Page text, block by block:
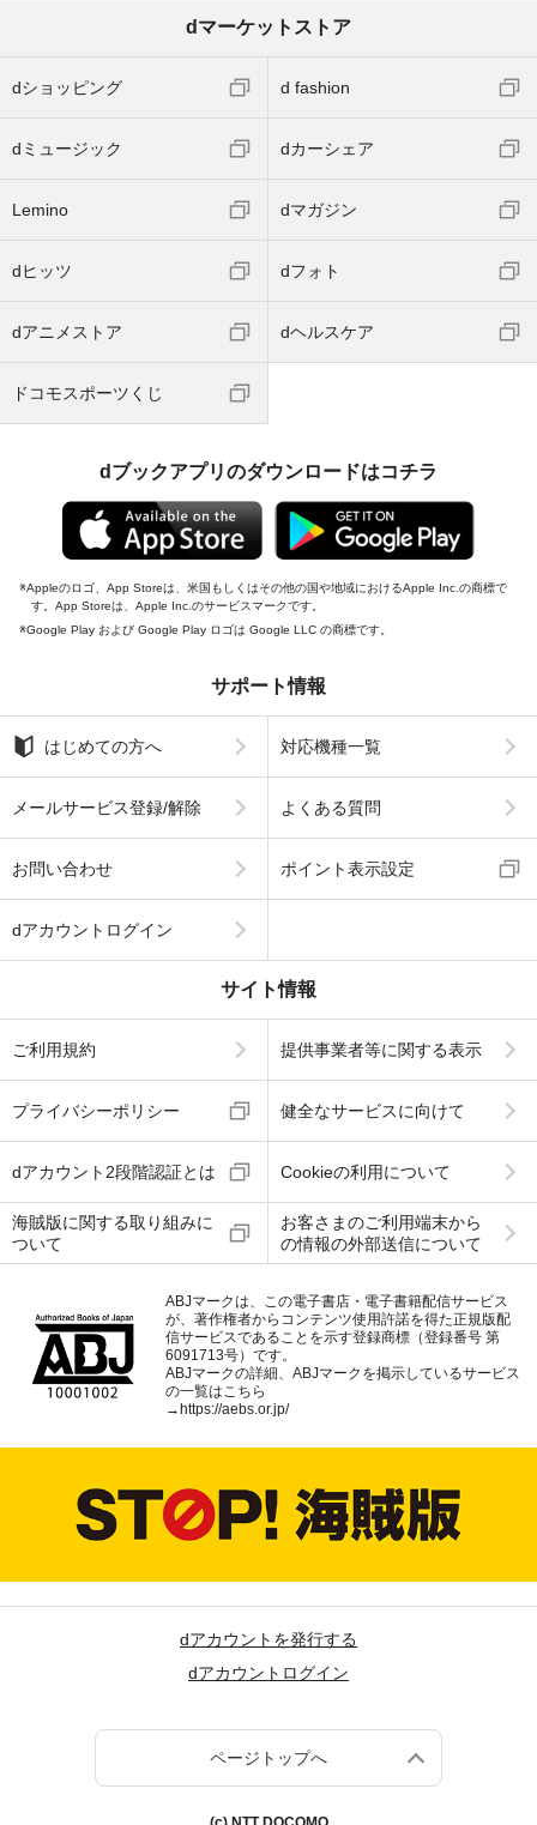
dマーケットストア
dショッピング d fashion
dミュージック dカーシェア
Lemino dマガジン
dヒッツ dフォト
dアニメストア dヘルスケア
ドコモスポーツくじ
dブックアプリのダウンロードはコチラ
Appleのロゴ、App Storeは、米国もしくはその他の国や地域におけるApple Inc.の商標で
す。App Storeは、Apple Inc.のサービスマークです。
Google Play および Google Play ロゴは Google LLC の商標です。
サポート情報
はじめての方へ 対応機種一覧
メールサービス登録/解除 よくある質問
お問い合わせ ポイント表示設定
dアカウントログイン
サイト情報
ご利用規約 提供事業者等に関する表示
プライバシーポリシー 健全なサービスに向けて
dアカウント2段階認証とは Cookieの利用について
海賊版に関する取り組みに
ついて
お客さまのご利用端末から
の情報の外部送信について
ABJマークは、この電子書店・電子書籍配信サービス
が、著作権者からコンテンツ使用許諾を得た正規版配
信サービスであることを示す登録商標（登録番号 第
6091713号）です。
ABJマークの詳細、ABJマークを掲示しているサービス
の一覧はこちら
→ https://aebs.or.jp/
dアカウントを発行する
dアカウントログイン
ページトップへ